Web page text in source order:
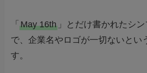
「May 16th 」とだけ書かれたシ
で、企業名やロゴが一切ないとい
す。